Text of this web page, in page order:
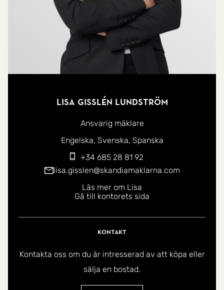
Lisa Gisslén Lundström
Ansvarig mäklare
Du kan kontakta mig på följande språk:
Engelska Svenska Spanska
+34 685 28 81 92
lisa.gisslen@skandiamaklarna.com
Läs mer om Lisa
Gå till kontorets sida
Kontakt
Kontakta oss om du är intresserad av att köpa eller
sälja en bostad.